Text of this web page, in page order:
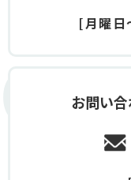
[月曜
お問い